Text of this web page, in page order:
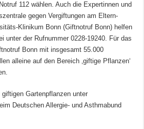
112 wählen. Auch die Expertinnen und
gegen Vergiftungen am Eltern-
Klinikum Bonn (Giftnotruf Bonn) helfen
unter der Rufnummer 0228-19240. Für das
Bonn mit insgesamt 55.000
alleine auf den Bereich ‚giftige Pflanzen‘
Gartenpflanzen unter
Deutschen Allergie- und Asthmabund